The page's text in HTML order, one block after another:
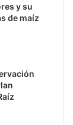
y su
de maíz